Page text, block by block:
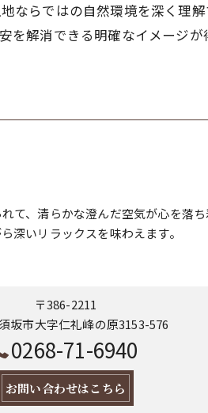
ならではの自然環境を深く理
を解消できる明確なイメージ
て、清らかな澄んだ空気が心を落
深いリラックスを味わえます。
〒386-2211
坂市大字仁礼峰の原3153-576
0268-71-6940
お問い合わせはこちら